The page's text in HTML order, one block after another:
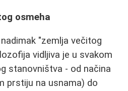
osmeha
"zemlja večitog
vidljiva je u svakom
stanovništva - od načina
prstiju na usnama) do